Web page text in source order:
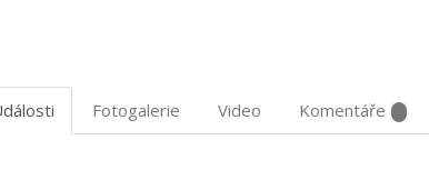
Fotogalerie Video Komentáře